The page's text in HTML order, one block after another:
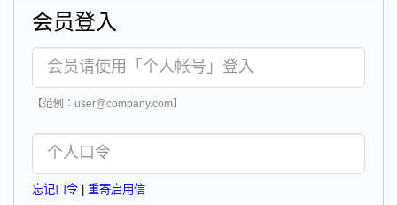
会员登入
【范例：user@company.com】
忘记口令 重寄启用信